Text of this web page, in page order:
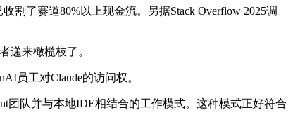
割了赛道80%以上现金流。另据Stack Overflow 2025调
递来橄榄枝了。
员工对Claude的访问权。
队并与本地IDE相结合的工作模式。这种模式正好符合